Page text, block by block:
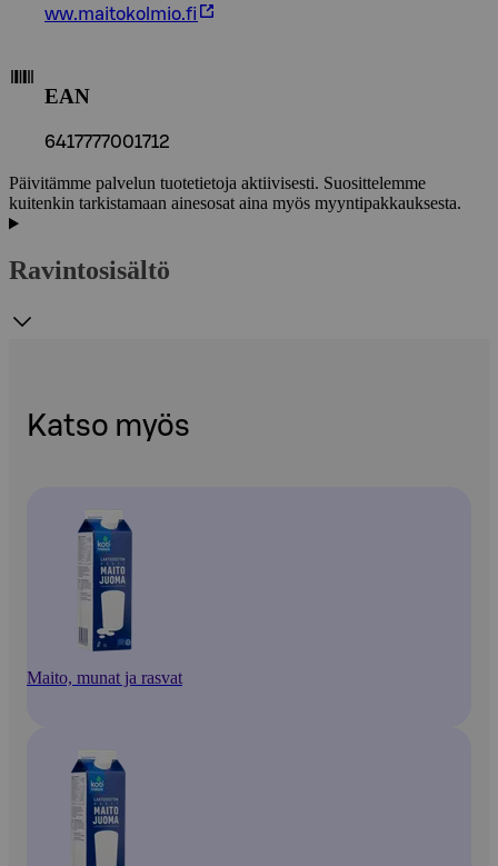
ww.maitokolmio.fi
EAN
6417777001712
Päivitämme palvelun tuotetietoja aktiivisesti. Suosittelemme
kuitenkin tarkistamaan ainesosat aina myös myyntipakkauksesta.
Ravintosisältö
Katso myös
Maito, munat ja rasvat